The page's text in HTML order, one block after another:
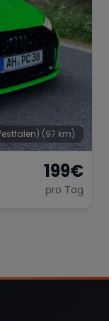
(97 km)
199€
pro Tag